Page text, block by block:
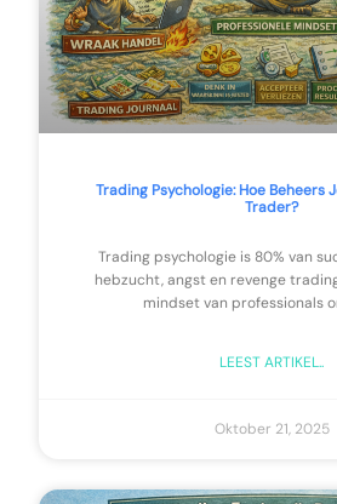
Trading Psychologie: Hoe Beheers
Trader?
Trading psychologie is 80% van
hebzucht, angst en revenge
mindset van professionals
LEEST ARTIKEL..
Oktober 21, 2025